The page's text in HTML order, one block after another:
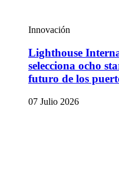
Innovación
Lighthouse
selecciona ocho
futuro de los
07 Julio 2026